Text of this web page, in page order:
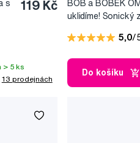
s
119 Kč
> 5 ks
13 prodejnách
BOB a BOBEK
uklidíme! Sonický
5,0/
Do košíku